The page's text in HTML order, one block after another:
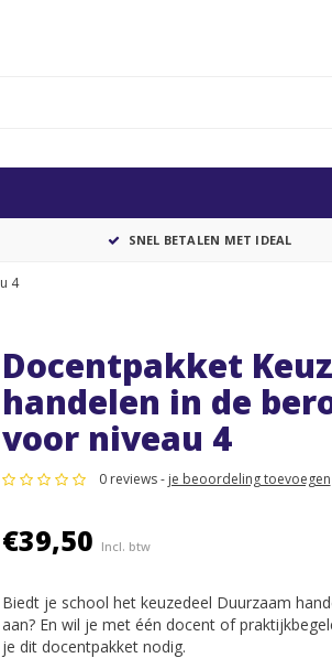
SNEL BETALEN MET IDEAL
4
Docentpakket
handelen in de
voor niveau 4
0 reviews - je beoordeling toevoegen
€39,50 Incl. btw
Biedt je school het keuzedeel Duurzaam
aan? En wil je met één docent of
je dit docentpakket nodig.